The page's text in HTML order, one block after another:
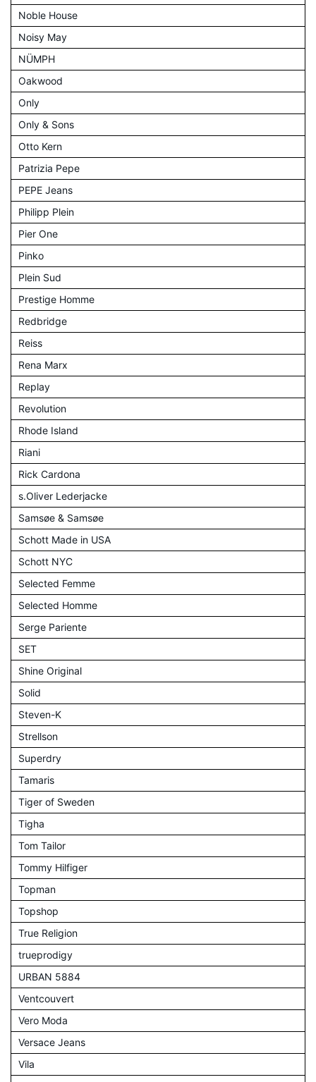
Noble House
Noisy May
NÜMPH
Oakwood
Only
Only & Sons
Otto Kern
Patrizia Pepe
PEPE Jeans
Philipp Plein
Pier One
Pinko
Plein Sud
Prestige Homme
Redbridge
Reiss
Rena Marx
Replay
Revolution
Rhode Island
Riani
Rick Cardona
s.Oliver Lederjacke
Samsøe & Samsøe
Schott Made in USA
Schott NYC
Selected Femme
Selected Homme
Serge Pariente
SET
Shine Original
Solid
Steven-K
Strellson
Superdry
Tamaris
Tiger of Sweden
Tigha
Tom Tailor
Tommy Hilfiger
Topman
Topshop
True Religion
trueprodigy
URBAN 5884
Ventcouvert
Vero Moda
Versace Jeans
Vila